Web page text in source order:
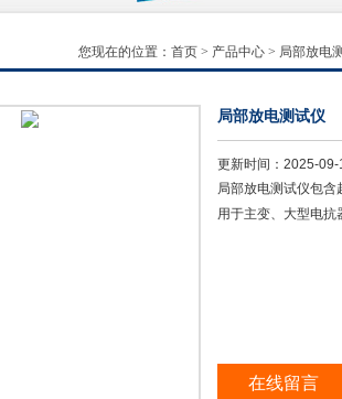
您现在的位置： 首页 > 产品中心 > 局部放电
局部放电测试仪
更新时间： 2025-09-
局部放电测试仪包
用于主变、大型电抗
在线留言